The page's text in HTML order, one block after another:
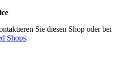
Sie diesen Shop oder bei
Shops.